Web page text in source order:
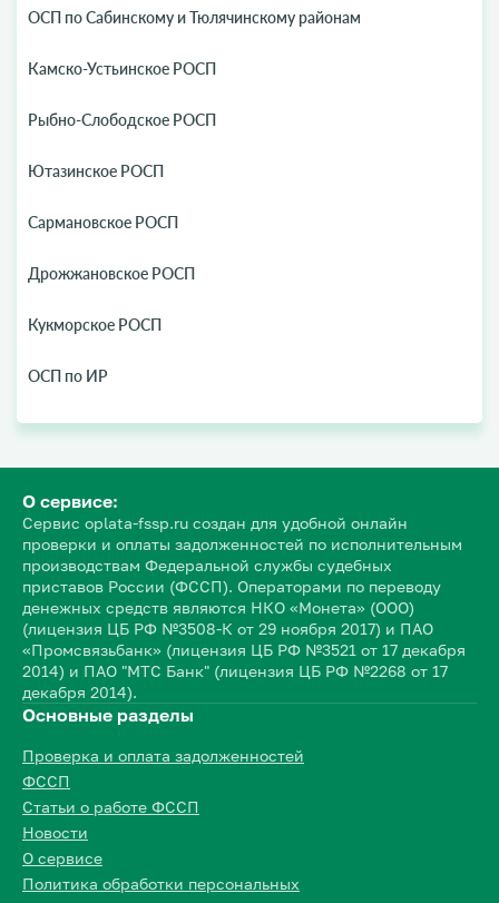
ОСП по Сабинскому и Тюлячинскому районам
Камско-Устьинское РОСП
Рыбно-Слободское РОСП
Ютазинское РОСП
Сармановское РОСП
Дрожжановское РОСП
Кукморское РОСП
ОСП по ИР
О сервисе:
Сервис oplata-fssp.ru создан для удобной онлайн
проверки и оплаты задолженностей по исполнительным
производствам Федеральной службы судебных
приставов России (ФССП). Операторами по переводу
денежных средств являются НКО «Монета» (ООО)
(лицензия ЦБ РФ №3508-К от 29 ноября 2017) и ПАО
«Промсвязьбанк» (лицензия ЦБ РФ №3521 от 17 декабря
2014) и ПАО "МТС Банк" (лицензия ЦБ РФ №2268 от 17
декабря 2014).
Основные разделы
Проверка и оплата задолженностей
ФССП
Статьи о работе ФССП
Новости
О сервисе
Политика обработки персональных